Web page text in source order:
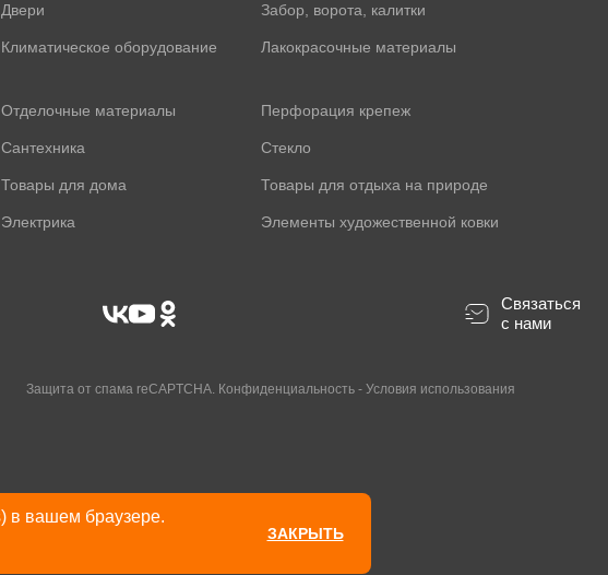
в вашем браузере.
ЗАКРЫТЬ
Двери Забор, ворота, калитки
Климатическое оборудование Лакокрасочные материалы
Отделочные материалы Перфорация крепеж
Сантехника Стекло
Товары для дома Товары для отдыха на природе
Электрика Элементы художественной ковки
Связаться
с нами
Защита от спама reCAPTCHA. Конфиденциальность -Условия использования